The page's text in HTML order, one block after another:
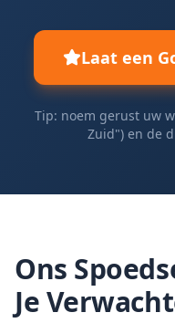
Laat een
Tip: noem gerust uw
Zuid") en de
Ons
Je